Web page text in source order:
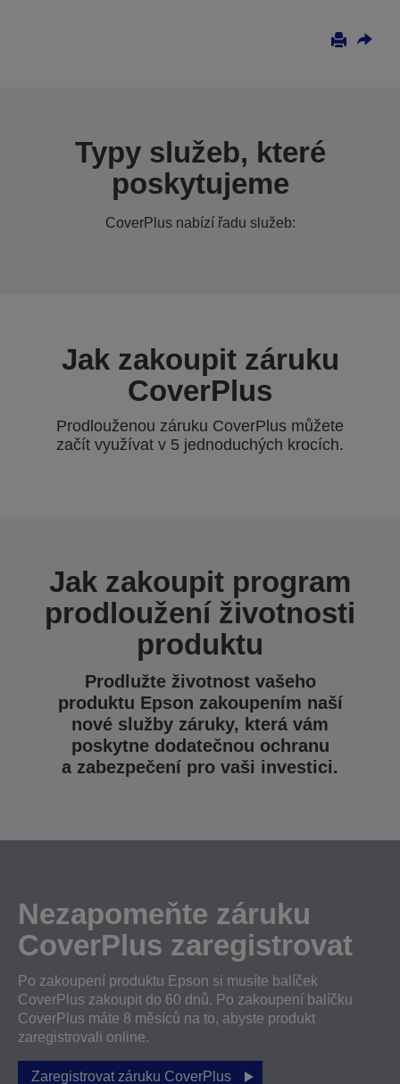
Typy služeb, které
poskytujeme
CoverPlus nabízí řadu služeb:
Jak zakoupit záruku
CoverPlus
Prodlouženou záruku CoverPlus můžete
začít využívat v 5 jednoduchých krocích.
Jak zakoupit program
prodloužení životnosti
produktu
Prodlužte životnost vašeho
produktu Epson zakoupením naší
nové služby záruky, která vám
poskytne dodatečnou ochranu
a zabezpečení pro vaši investici.
Nezapomeňte záruku
CoverPlus zaregistrovat
Po zakoupení produktu Epson si musíte balíček
CoverPlus zakoupit do 60 dnů. Po zakoupení balíčku
CoverPlus máte 8 měsíců na to, abyste produkt
zaregistrovali online.
Zaregistrovat záruku CoverPlus